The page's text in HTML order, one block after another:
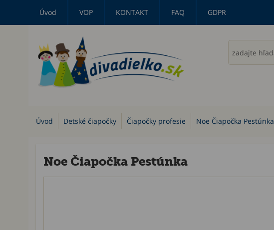
Úvod VOP KONTAKT FAQ GDPR
Úvod Detské čiapočky Čiapočky profesie Noe Čiapočka Pestúnka
Noe Čiapočka Pestúnka